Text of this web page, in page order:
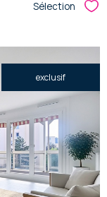
Sélection
exclusif